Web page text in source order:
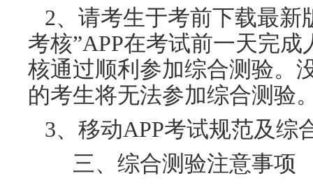
2、请考生于考前下载最新
考核”APP在考试前一天完
核通过顺利参加综合测验。
的考生将无法参加综合测验
3、移动APP考试规范及综
三、综合测验注意事项